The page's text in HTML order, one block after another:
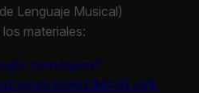
Lenguaje Musical)
materiales:
open?